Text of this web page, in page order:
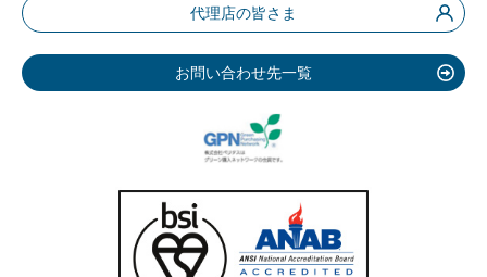
代理店の皆さま
お問い合わせ先一覧